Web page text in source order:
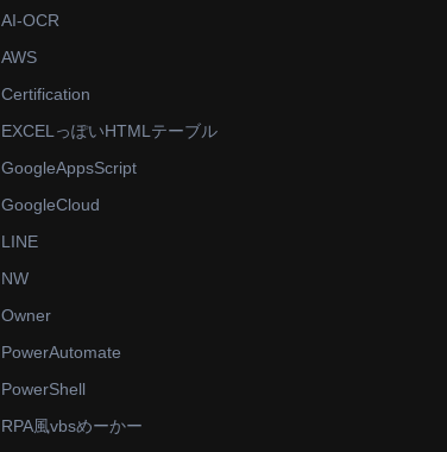
AI-OCR
AWS
Certification
EXCELっぽいHTMLテーブル
GoogleAppsScript
GoogleCloud
LINE
NW
Owner
PowerAutomate
PowerShell
RPA風vbsめーかー